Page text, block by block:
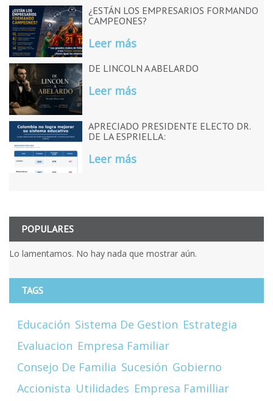
¿ESTÁN LOS EMPRESARIOS FORMANDO
CAMPEONES?
Leer más
DE LINCOLN A ABELARDO
Leer más
APRECIADO PRESIDENTE ELECTO DR.
DE LA ESPRIELLA:
Leer más
POPULARES
Lo lamentamos. No hay nada que mostrar aún.
TAGS
Educación Sistema De Gestion Estrategia
Evaluacion Empresa Familiar
Consejo De Familia Sucesión Gobierno
Accionista Utilidades Empresa Familliar